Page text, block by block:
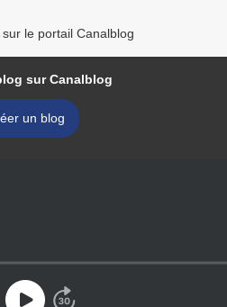
le portail Canalblog
sur Canalblog
un blog